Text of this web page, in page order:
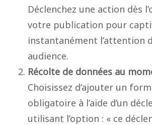
Déclenchez une action dès
votre publication pour
instantanément l’attention
audience.
Récolte de données au
Choisissez d’ajouter un
obligatoire à l’aide d’un
utilisant l’option : « ce